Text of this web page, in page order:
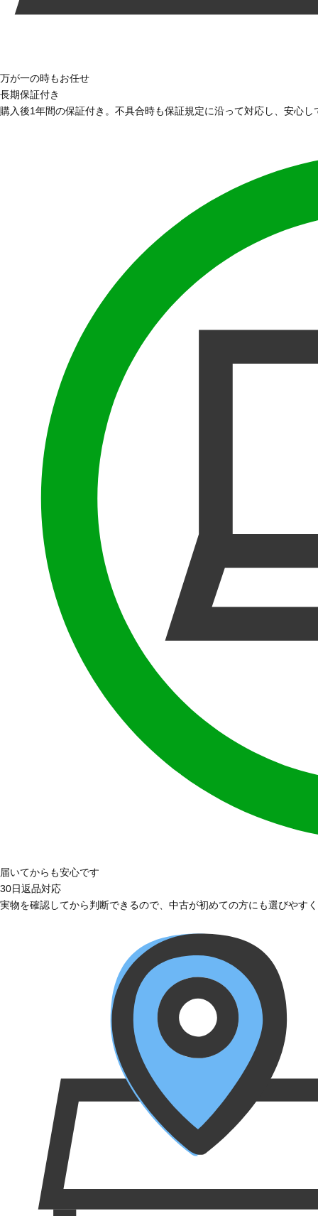
万が一の時もお任せ
長期保証付き
購入後1年間の保証付き。不具合時も保証規定に沿って対応し、安心
届いてからも安心です
30日返品対応
実物を確認してから判断できるので、中古が初めての方にも選びやす